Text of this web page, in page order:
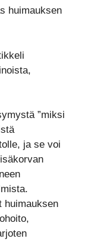
huimauksen
”miksi
ja se voi
huimauksen